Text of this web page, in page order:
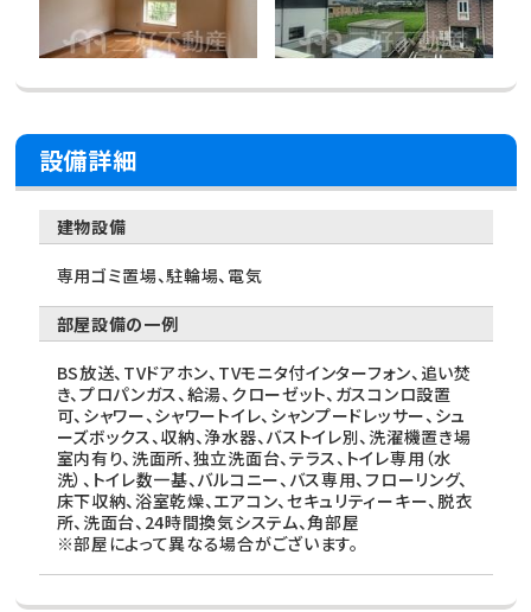
設備詳細
建物設備
専用ゴミ置場、駐輪場、電気
部屋設備の一例
BS放送、TVドアホン、TVモニタ付インターフォン、追い焚
き、プロパンガス、給湯、クローゼット、ガスコンロ設置
可、シャワー、シャワートイレ、シャンプードレッサー、シュ
ーズボックス、収納、浄水器、バストイレ別、洗濯機置き場
室内有り、洗面所、独立洗面台、テラス、トイレ専用（水
洗）、トイレ数一基、バルコニー、バス専用、フローリング、
床下収納、浴室乾燥、エアコン、セキュリティーキー、脱衣
所、洗面台、24時間換気システム、角部屋
※部屋によって異なる場合がございます。